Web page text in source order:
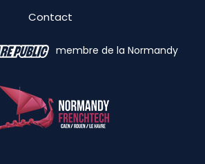
Contact
membre de la Normandy